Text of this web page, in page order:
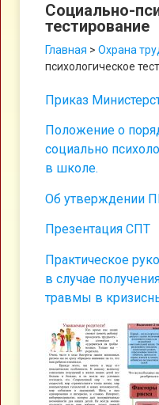
Социально-
тестирование
Главная > Охрана
психологическое
Приказ
Положение о
социально
в школе.
Об утверждении
Презентация СПТ
Практическое
в случае
травмы в